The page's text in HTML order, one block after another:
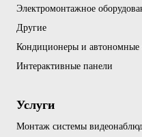
Электромонтажное
Другие
Кондиционеры и автономные
Интерактивные панели
Услуги
Монтаж системы